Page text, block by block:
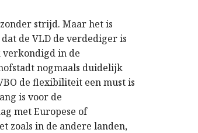
strijd. Maar het is
de VLD de verdediger is
in de
nogmaals duidelijk
de flexibiliteit een must is
is voor de
met Europese of
zoals in de andere landen,